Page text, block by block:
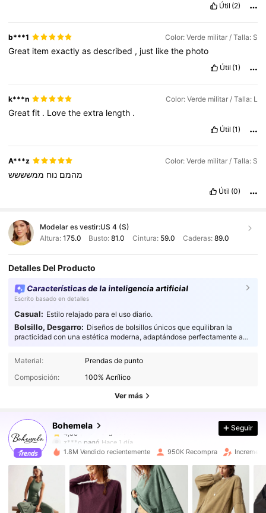
Útil (2)
b***1 Color: Verde militar / Talla: S
Great itemexactlyasdescribed , just likethe photo
Útil (1)
k***n Color: Verde militar / Talla: L
Greatfit . Lovetheextra length .
Útil (1)
A***z Color: Verde militar / Talla: S
מהמם נוח ממשששש
Útil (0)
Modelar es vestir:US 4 (S)
Altura: 175.0 Busto:81.0 Cintura: 59.0 Caderas: 89.0
Detalles Del Producto
Características de la inteligencia artificial
Escrito basado en detalles
Casual: Estilo relajado para el uso diario.
Bolsillo, Desgarro: Diseños de bolsillos únicos que equilibran la
practicidad con una estética moderna, adaptándose perfectamente a
Material:
Prendas de punto
Composición:
100% Acrílico
Ver más
Bohemela
1.3M Seguidores
4,83
1.3M Seguidores
z***o
pagó Hace 1 día
4,83 1.3M Seguidores
1.3M Seguidores
Seguir
1.8M Vendido recientemente 950K Recompra